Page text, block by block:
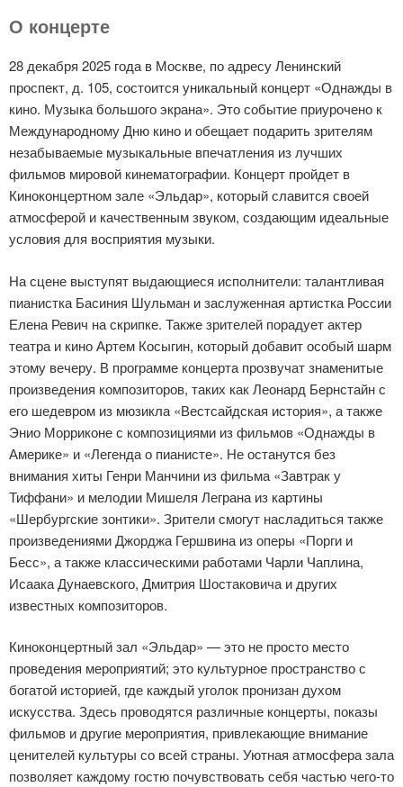
О концерте
28 декабря 2025 года в Москве, по адресу Ленинский
проспект, д. 105, состоится уникальный концерт «Однажды в
кино. Музыка большого экрана». Это событие приурочено к
Международному Дню кино и обещает подарить зрителям
незабываемые музыкальные впечатления из лучших
фильмов мировой кинематографии. Концерт пройдет в
Киноконцертном зале «Эльдар», который славится своей
атмосферой и качественным звуком, создающим идеальные
условия для восприятия музыки.
На сцене выступят выдающиеся исполнители: талантливая
пианистка Басиния Шульман и заслуженная артистка России
Елена Ревич на скрипке. Также зрителей порадует актер
театра и кино Артем Косыгин, который добавит особый шарм
этому вечеру. В программе концерта прозвучат знаменитые
произведения композиторов, таких как Леонард Бернстайн с
его шедевром из мюзикла «Вестсайдская история», а также
Энио Морриконе с композициями из фильмов «Однажды в
Америке» и «Легенда о пианисте». Не останутся без
внимания хиты Генри Манчини из фильма «Завтрак у
Тиффани» и мелодии Мишеля Леграна из картины
«Шербургские зонтики». Зрители смогут насладиться также
произведениями Джорджа Гершвина из оперы «Порги и
Бесс», а также классическими работами Чарли Чаплина,
Исаака Дунаевского, Дмитрия Шостаковича и других
известных композиторов.
Киноконцертный зал «Эльдар» — это не просто место
проведения мероприятий; это культурное пространство с
богатой историей, где каждый уголок пронизан духом
искусства. Здесь проводятся различные концерты, показы
фильмов и другие мероприятия, привлекающие внимание
ценителей культуры со всей страны. Уютная атмосфера зала
позволяет каждому гостю почувствовать себя частью чего-то